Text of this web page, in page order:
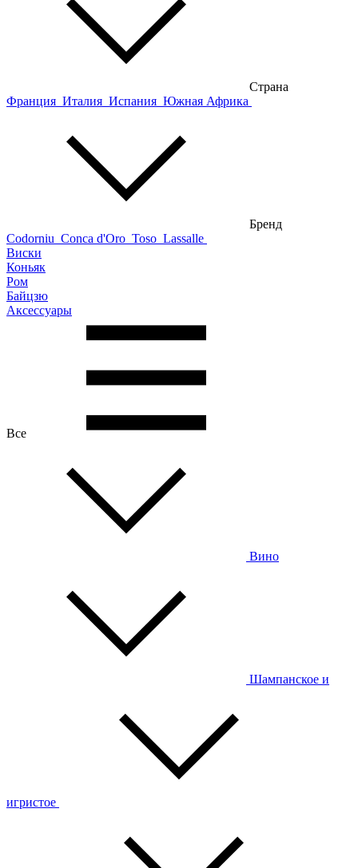
Страна
Франция Италия Испания Южная Африка
Бренд
Codorniu Conca d'Oro Toso Lassalle
Виски
Коньяк
Ром
Байцзю
Аксессуары
Все
Вино
Шампанское и
игристое